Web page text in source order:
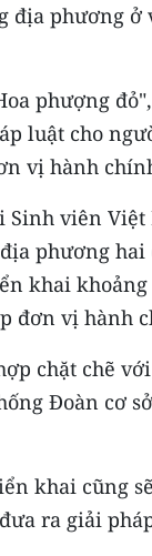
phương ở
phượng
luật cho
vị hành
viên
phương
khai
đơn vị hành
chặt chẽ
Đoàn cơ
khai cũng
ra giải